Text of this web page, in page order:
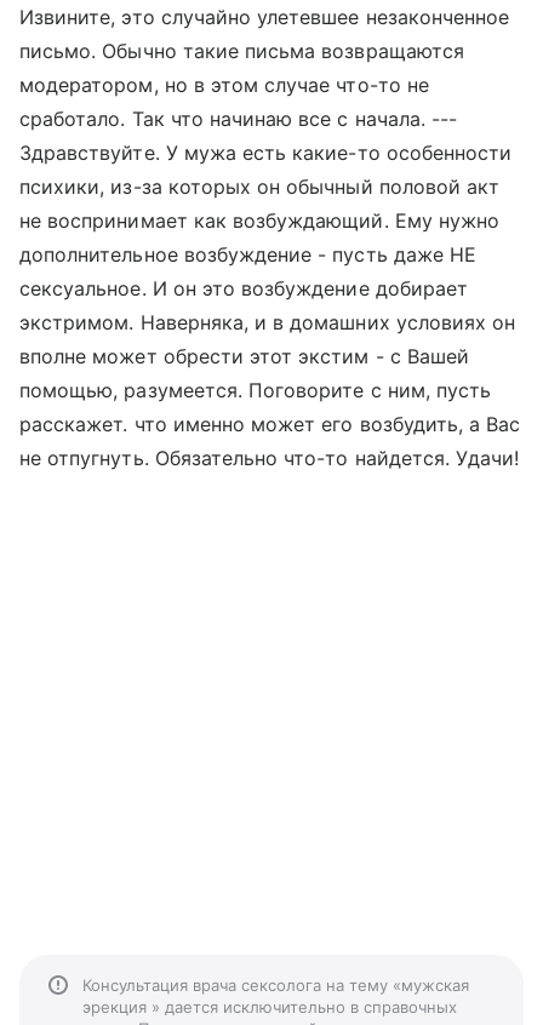
Извините, это случайно улетевшее незаконченное
письмо. Обычно такие письма возвращаются
модератором, но в этом случае что-то не
сработало. Так что начинаю все с начала. ---
Здравствуйте. У мужа есть какие-то особенности
психики, из-за которых он обычный половой акт
не воспринимает как возбуждающий. Ему нужно
дополнительное возбуждение - пусть даже НЕ
сексуальное. И он это возбуждение добирает
экстримом. Наверняка, и в домашних условиях он
вполне может обрести этот экстим - с Вашей
помощью, разумеется. Поговорите с ним, пусть
расскажет. что именно может его возбудить, а Вас
не отпугнуть. Обязательно что-то найдется. Удачи!
Консультация врача сексолога на тему «мужская
эрекция » дается исключительно в справочных